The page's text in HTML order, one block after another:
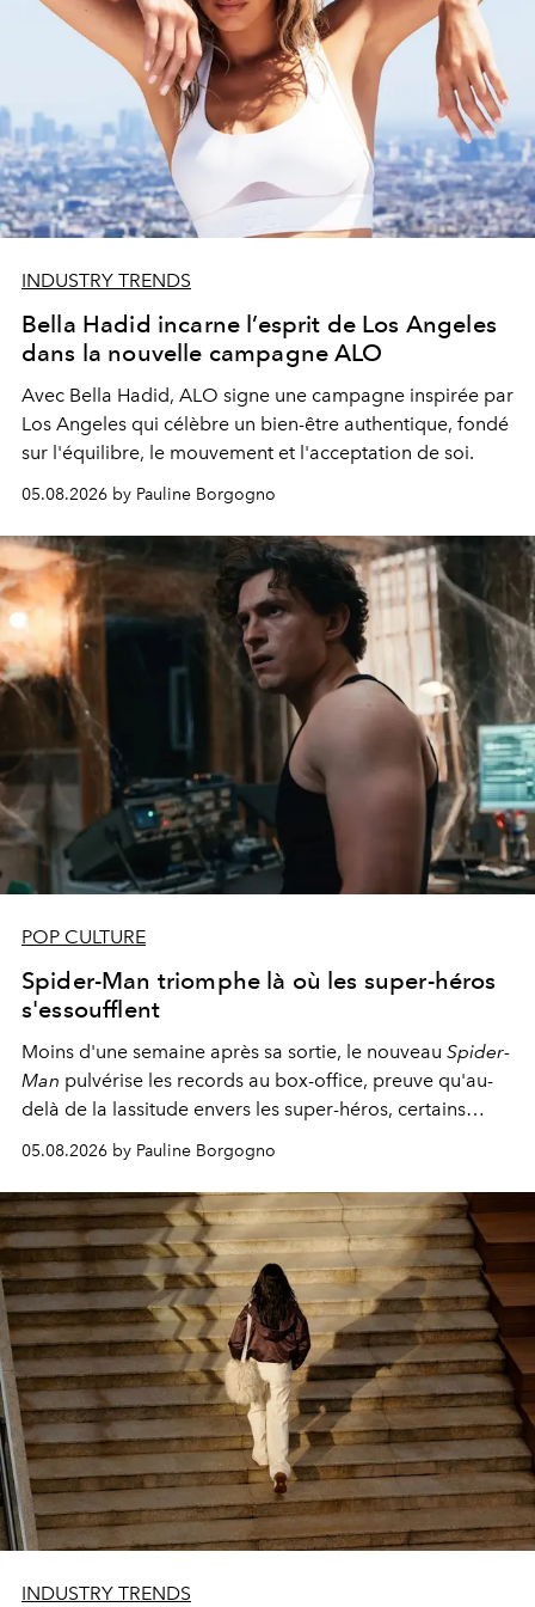
INDUSTRY TRENDS
Bella Hadid incarne l’esprit de Los Angeles
dans la nouvelle campagne ALO
Avec Bella Hadid, ALO signe une campagne inspirée par
Los Angeles qui célèbre un bien-être authentique, fondé
sur l'équilibre, le mouvement et l'acceptation de soi.
05.08.2026 by Pauline Borgogno
POP CULTURE
Spider-Man triomphe là où les super-héros
s'essoufflent
Moins d'une semaine après sa sortie, le nouveau Spider-
Man pulvérise les records au box-office, preuve qu'au-
delà de la lassitude envers les super-héros, certains
personnages continuent de susciter une ferveur intacte.
05.08.2026 by Pauline Borgogno
INDUSTRY TRENDS